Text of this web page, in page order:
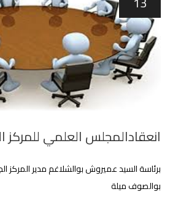
انعقادالمجلس العلمي للمركز
برئاسة السيد عميروش بوالشلاغم مدير المركز
بوالصوف ميلة